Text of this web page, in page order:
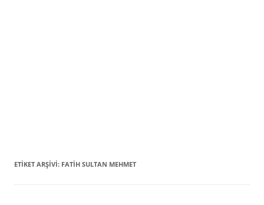
ETIKET ARŞIVI: FATIH SULTAN MEHMET